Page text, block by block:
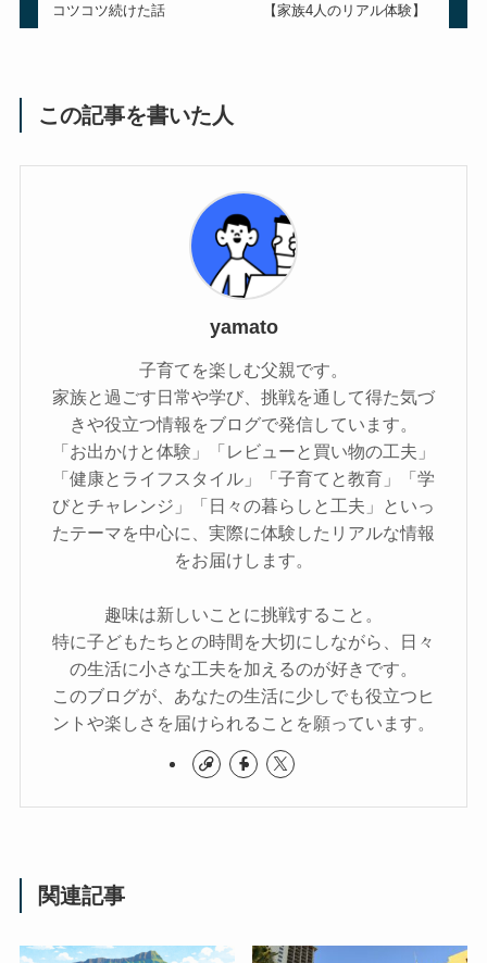
コツコツ続けた話
【家族4人のリアル体験】
この記事を書いた人
yamato
子育てを楽しむ父親です。
家族と過ごす日常や学び、挑戦を通して得た気づ
きや役立つ情報をブログで発信しています。
「お出かけと体験」「レビューと買い物の工夫」
「健康とライフスタイル」「子育てと教育」「学
びとチャレンジ」「日々の暮らしと工夫」といっ
たテーマを中心に、実際に体験したリアルな情報
をお届けします。
趣味は新しいことに挑戦すること。
特に子どもたちとの時間を大切にしながら、日々
の生活に小さな工夫を加えるのが好きです。
このブログが、あなたの生活に少しでも役立つヒ
ントや楽しさを届けられることを願っています。
関連記事